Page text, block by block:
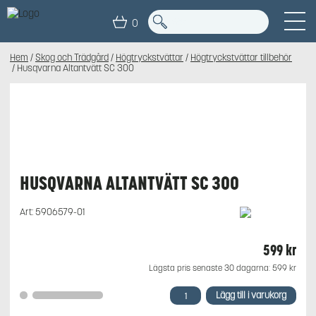
0
Hem / Skog och Trädgård/ Högtryckstvättar / Högtryckstvättar tillbehör
/ Husqvarna Altantvätt SC 300
HUSQVARNA ALTANTVÄTT SC 300
Art:5906579-01
599kr
Lägsta pris senaste 30 dagarna: 599 kr
Husqvarna
Altantvätt
Lägg till i varukorg